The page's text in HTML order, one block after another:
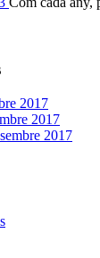
2017
2017
2017